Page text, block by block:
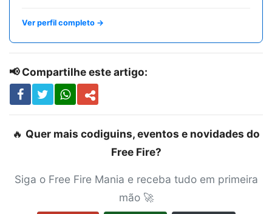
Ver perfil completo →
📢 Compartilhe este artigo:
🔥 Quer mais codiguins, eventos e novidades do
Free Fire?
Siga o Free Fire Mania e receba tudo em primeira
mão 🚀